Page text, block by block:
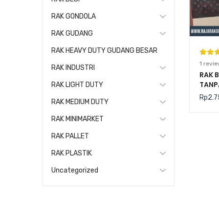
5.00
n
11
RAK
20BM
Rp
RAK GONDOLA
RAK GUDANG
RAK HEAVY DUTY GUDANG BESAR
RAK INDUSTRI
RAK LIGHT DUTY
RAK MEDIUM DUTY
RAK MINIMARKET
RAK PALLET
RAK PLASTIK
Uncategorized